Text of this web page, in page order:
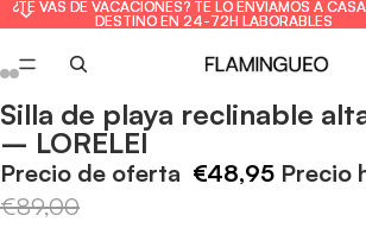
¿TE VAS DE VACACIONES? TE LO ENVIAMOS A
DESTINO EN 24-72H LABORABLES
¿TE VAS DE VACACIONES? TE LO ENVIAMOS A
DESTINO EN 24-72H LABORABLES
Abrir
imagen
a
completa
Abrir
imagen
a
completa
Abrir
imagen
a
completa
Abrir
imagen
a
completa
Abrir
imagen
a
completa
Abrir
imagen
a
completa
Abrir
imagen
a
completa
Abrir
imagen
a
completa
Silla de playa reclinable
– LORELEI
Precio de oferta €48,95 Precio
€89,00